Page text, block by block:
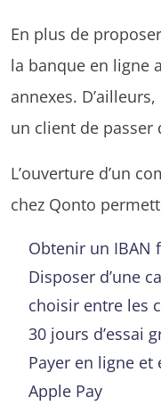
En plus de
la banque en ligne
annexes.
un client de passer
L’ouverture d’un
chez Qonto
Obtenir un IBAN
Disposer d’une
choisir entre les
30 jours d’essai
Payer en ligne et
Apple Pay